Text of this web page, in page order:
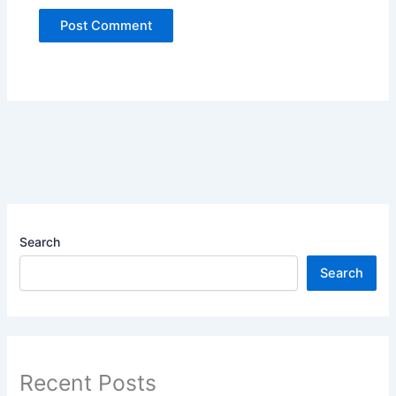
Search
Search
Recent Posts